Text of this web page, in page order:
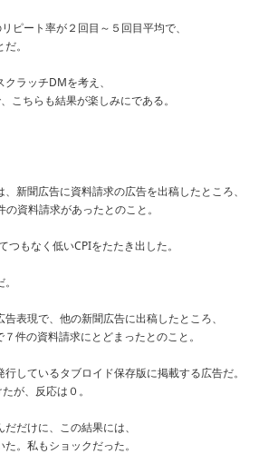
ピート率が２回目～５回目平均で、
。
ラッチDMを考え、
こちらも結果が楽しみにである。
新聞広告に資料請求の広告を出稿したところ、
資料請求があったとのこと。
つもなく低いCPIをたたき出した。
表現で、他の新聞広告に出稿したところ、
件の資料請求にとどまったとのこと。
しているタブロイド保存版に掲載する広告だ。
が、反応は０。
だけに、この結果には、
。私もショックだった。